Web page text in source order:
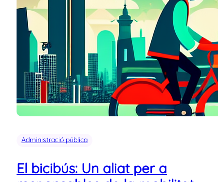
Administració pública
El bicibús: Un aliat per a